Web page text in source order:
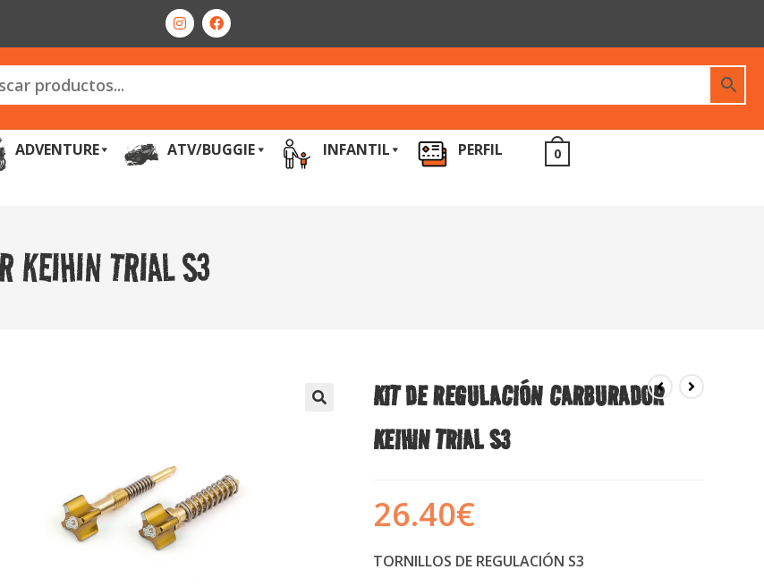
ADVENTURE ATV/BUGGIE INFANTIL PERFIL 0
KEIHIN TRIAL S3
KIT DE REGULACIÓN CARBURADOR
KEIHIN TRIAL S3
26.40€
TORNILLOS DE REGULACIÓN S3